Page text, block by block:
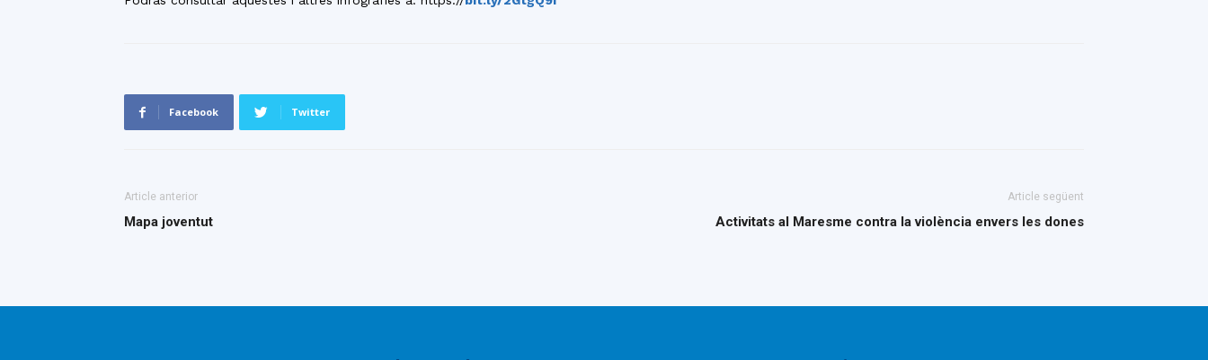
Facebook Twitter
Article anterior
Mapa joventut
Article següent
Activitats al Maresme contra la violència envers les dones